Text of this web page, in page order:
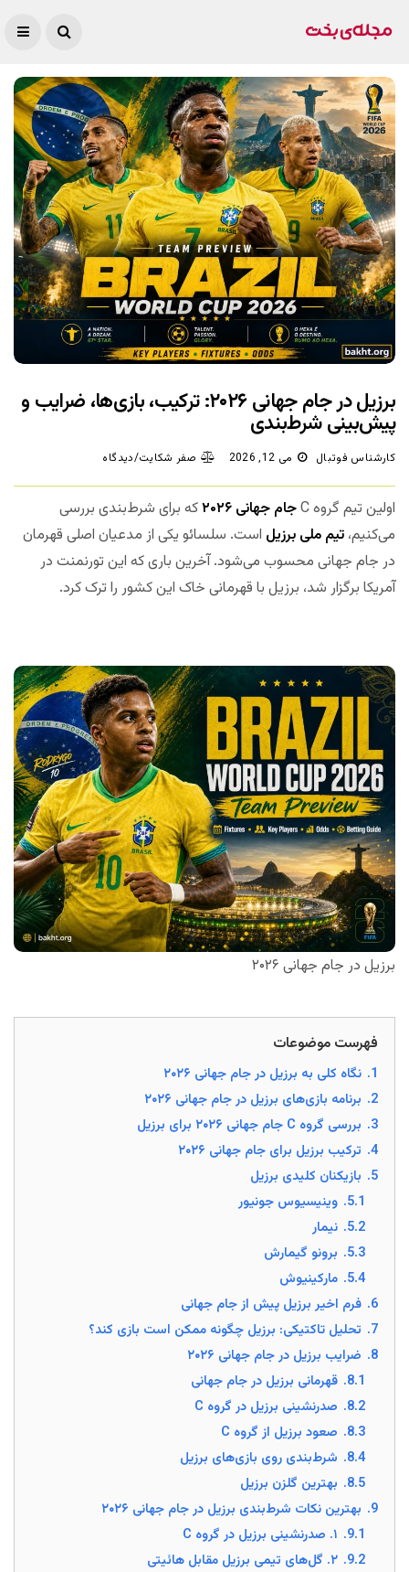
برزیل در جام جهانی ۲۰۲۶: ترکیب، بازی‌ها، ضرایب و
پیش‌بینی شرط‌بندی
کارشناس فوتبال می 12, 2026 صفر شکایت/دیدگاه
اولین تیم گروه C جام جهانی ۲۰۲۶
که برای شرط‌بندی بررسی
می‌کنیم، تیم ملی برزیل است. سلسائو یکی از مدعیان اصلی قهرمان
در جام جهانی محسوب می‌شود. آخرین باری که این تورنمنت در
آمریکا برگزار شد، برزیل با قهرمانی خاک این کشور را ترک کرد.
برزیل در جام جهانی ۲۰۲۶
فهرست موضوعات
1. نگاه کلی به برزیل در جام جهانی ۲۰۲۶
2. برنامه بازی‌های برزیل در جام جهانی ۲۰۲۶
3. بررسی گروه C جام جهانی ۲۰۲۶ برای برزیل
4. ترکیب برزیل برای جام جهانی ۲۰۲۶
5. بازیکنان کلیدی برزیل
5.1. وینیسیوس جونیور
5.2. نیمار
5.3. برونو گیمارش
5.4. مارکینیوش
6. فرم اخیر برزیل پیش از جام جهانی
7. تحلیل تاکتیکی: برزیل چگونه ممکن است بازی کند؟
8. ضرایب برزیل در جام جهانی ۲۰۲۶
8.1. قهرمانی برزیل در جام جهانی
8.2. صدرنشینی برزیل در گروه C
8.3. صعود برزیل از گروه C
8.4. شرط‌بندی روی بازی‌های برزیل
8.5. بهترین گلزن برزیل
9. بهترین نکات شرط‌بندی برزیل در جام جهانی ۲۰۲۶
9.1. ۱. صدرنشینی برزیل در گروه C
9.2. ۲. گل‌های تیمی برزیل مقابل هائیتی